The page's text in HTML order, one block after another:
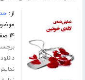
از:
۱۴ صفحه